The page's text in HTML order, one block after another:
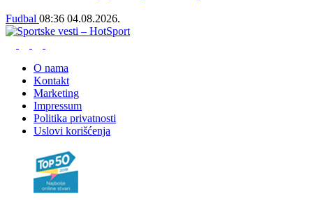
Fudbal 08:36 04.08.2026.
O nama
Kontakt
Marketing
Impressum
Politika privatnosti
Uslovi korišćenja